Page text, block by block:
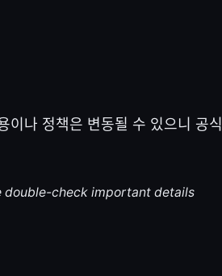
이나 정책은 변동될 수 있으니 공식
double-check important details